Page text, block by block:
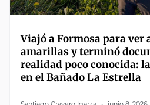
Viajó a Formosa para ver
amarillas y terminó
realidad poco conocida:
en el Bañado La Estrella